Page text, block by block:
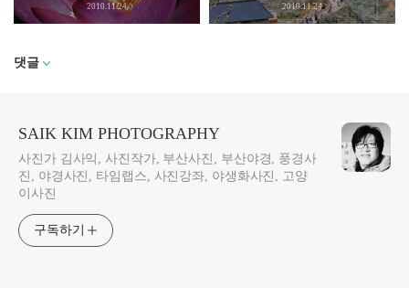
2010.11.24 2010.11.24
댓글
SAIK KIM PHOTOGRAPHY
사진가 김사익, 사진작가, 부산사진, 부산야경, 풍경사
진, 야경사진, 타임랩스, 사진강좌, 야생화사진, 고양
이사진
구독하기